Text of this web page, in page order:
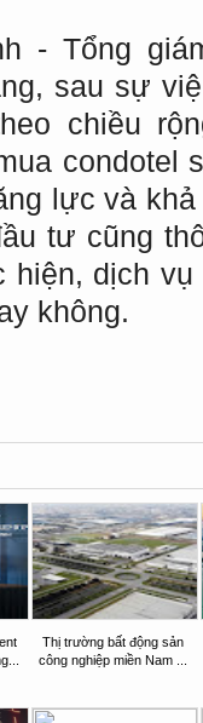
- Tổng
sau sự
chiều
condotel
lực và
tư cũng
hiện, dịch
không.
Thị trường bất động sản
công nghiệp miền Nam ...